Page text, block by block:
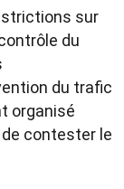
sur
du
du trafic
organisé
contester le